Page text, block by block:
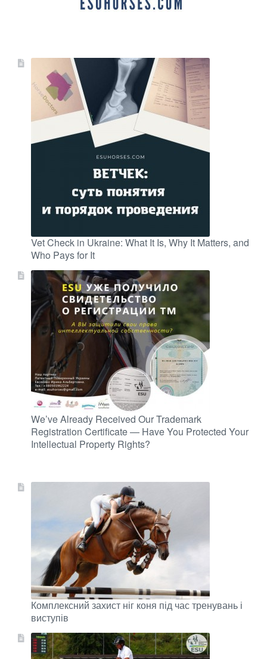
Vet Check in Ukraine: What It Is, Why It Matters, and
Who Pays for It
We’ve Already Received Our Trademark
Registration Certificate — Have You Protected Your
Intellectual Property Rights?
Комплексний захист ніг коня під час тренувань і
виступів